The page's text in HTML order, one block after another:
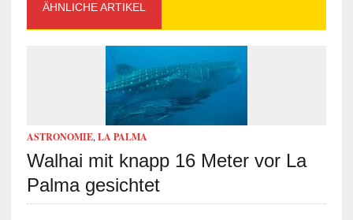
ÄHNLICHE ARTIKEL
ASTRONOMIE,LA PALMA
Walhai mit knapp 16 Meter vor La
Palma gesichtet